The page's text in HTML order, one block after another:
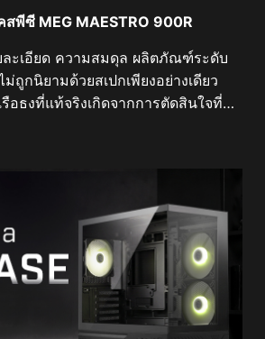
สพีซี MEG MAESTRO 900R
ความสมดุล ผลิตภัณฑ์ระดับ
ถูกนิยามด้วยสเปกเพียงอย่างเดียว
อธงที่แท้จริงเกิดจากการตัดสินใจที่
นซึ่งเกิดขึ้นนานก่อนที่จะมีการติดตั้ง
นัยในการขัดเกลาทุกรายละเอียดจน
ริง ในฐานะเคสระดับเรือ
ม่ได้ถูกออกแบบมาเพื่อให้เป็นเพียงแค่ตู้
ฮเอนด์เท่านั้น แต่ถูกรังสรรค์ให้เป็นชิ้น
เอก ที่ซึ่งความแม่นยำทางวิศวกรรม
งามผสานกันอย่างลงตัว ทุกๆ เส้นสาย
กเหของแสงได้รับการไตร่ตรองมา